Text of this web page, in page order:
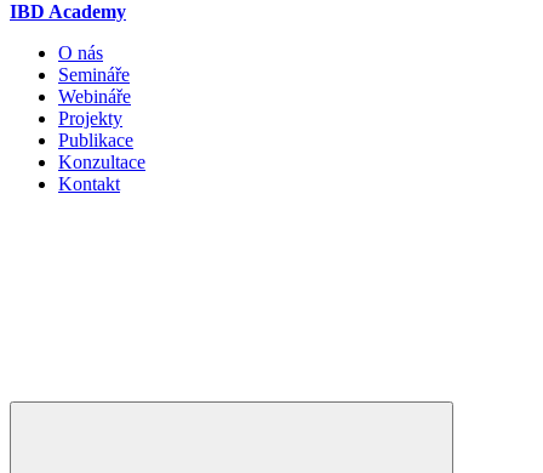
IBD Academy
O nás
Semináře
Webináře
Projekty
Publikace
Konzultace
Kontakt